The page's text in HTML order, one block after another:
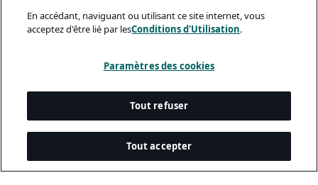
En accédant, naviguant ou utilisant ce site internet, vous
acceptez d'être lié par lesConditions d'Utilisation.
Paramètres des cookies
Tout refuser
Tout accepter